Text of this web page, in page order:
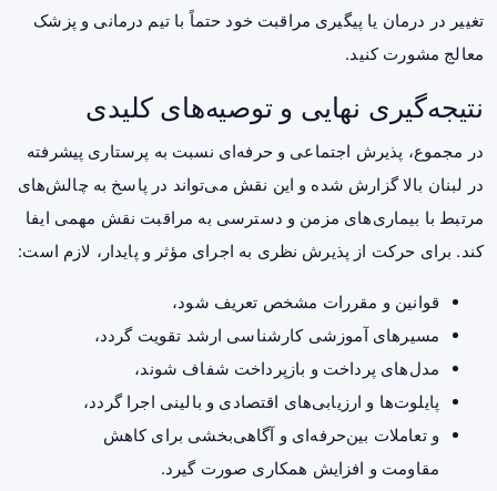
تغییر در درمان یا پیگیری مراقبت خود حتماً با تیم درمانی و پزشک
معالج مشورت کنید.
نتیجه‌گیری نهایی و توصیه‌های کلیدی
در مجموع، پذیرش اجتماعی و حرفه‌ای نسبت به پرستاری پیشرفته
در لبنان بالا گزارش شده و این نقش می‌تواند در پاسخ به چالش‌های
مرتبط با بیماری‌های مزمن و دسترسی به مراقبت نقش مهمی ایفا
کند. برای حرکت از پذیرش نظری به اجرای مؤثر و پایدار، لازم است:
قوانین و مقررات مشخص تعریف شود،
مسیرهای آموزشی کارشناسی ارشد تقویت گردد،
مدل‌های پرداخت و بازپرداخت شفاف شوند،
پایلوت‌ها و ارزیابی‌های اقتصادی و بالینی اجرا گردد،
و تعاملات بین‌حرفه‌ای و آگاهی‌بخشی برای کاهش
مقاومت و افزایش همکاری صورت گیرد.